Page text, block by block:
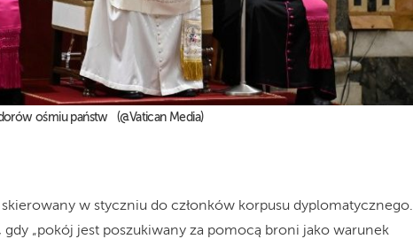
ośmiu państw (@Vatican Media)
w styczniu do członków korpusu dyplomatycznego.
gdy „pokój jest poszukiwany za pomocą broni jako warunek